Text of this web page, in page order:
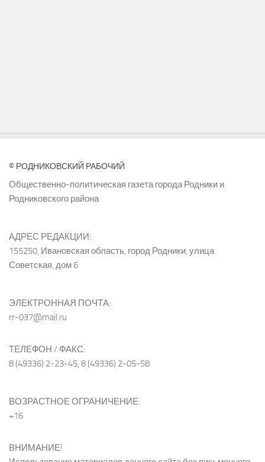
© РОДНИКОВСКИЙ РАБОЧИЙ
Общественно-политическая газета города Родники и
Родниковского района
АДРЕС РЕДАКЦИИ:
155250, Ивановская область, город Родники, улица
Советская, дом 6
ЭЛЕКТРОННАЯ ПОЧТА:
rr-037@mail.ru
ТЕЛЕФОН / ФАКС:
8 (49336) 2-23-45, 8 (49336) 2-05-58
ВОЗРАСТНОЕ ОГРАНИЧЕНИЕ:
+16
ВНИМАНИЕ!